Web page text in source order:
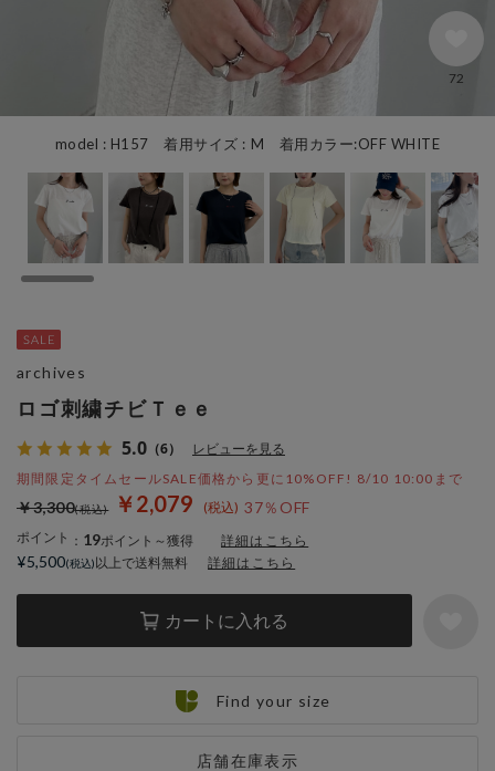
model : H157 着用サイズ : M 着用カラー:OFF WHITE
72
ロゴ刺繍チビＴｅｅ
5.0 （6） レビューを見る
期間限定タイムセールSALE価格から更に10%OFF! 8/10 10:00まで
￥2,079 37％OFF
￥3,300
ポイント ： 19ポイント～獲得 詳細はこちら
カートに入れる
店舗在庫表示
archives
¥5,500 以上で送料無料 詳細はこちら
Find your size